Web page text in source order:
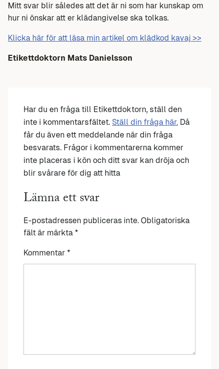
Mitt svar blir således att det är ni som har kunskap om
hur ni önskar att er klädangivelse ska tolkas.
Klicka här för att läsa min artikel om klädkod kavaj >>
Etikettdoktorn Mats Danielsson
Har du en fråga till Etikettdoktorn, ställ den
inte i kommentarsfältet. Ställ din fråga här. Då
får du även ett meddelande när din fråga
besvarats. Frågor i kommentarerna kommer
inte placeras i kön och ditt svar kan dröja och
blir svårare för dig att hitta
Lämna ett svar
E-postadressen publiceras inte. Obligatoriska
fält är märkta *
Kommentar *